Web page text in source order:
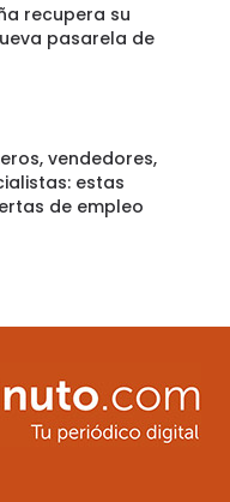
recupera su
pasarela de
vendedores,
estas
de empleo